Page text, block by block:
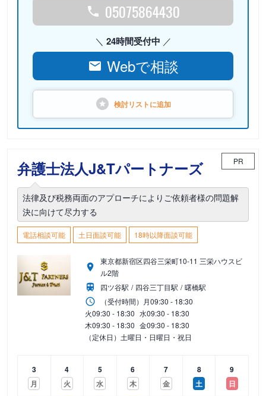
05075864430
24時間受付中
Webで相談
検討リストに追加
弁護士法人J&Tパートナーズ PR
法律及び税務両面のアプローチによりご依頼者様の問題解
決に向けて尽力する
電話相談可能 土日面談可能 18時以降面談可能
東京都新宿区四谷三栄町10-11 三栄ハウスビ
ル2階
四ツ谷駅
四谷三丁目駅
曙橋駅
（受付時間） 月09:30 - 18:30
火09:30 - 18:30 水09:30 - 18:30
木09:30 - 18:30 金09:30 - 18:30
（定休日）土曜日・日曜日・祝日
3
月
4
火
5
水
6
木
7
金
8
土
9
日